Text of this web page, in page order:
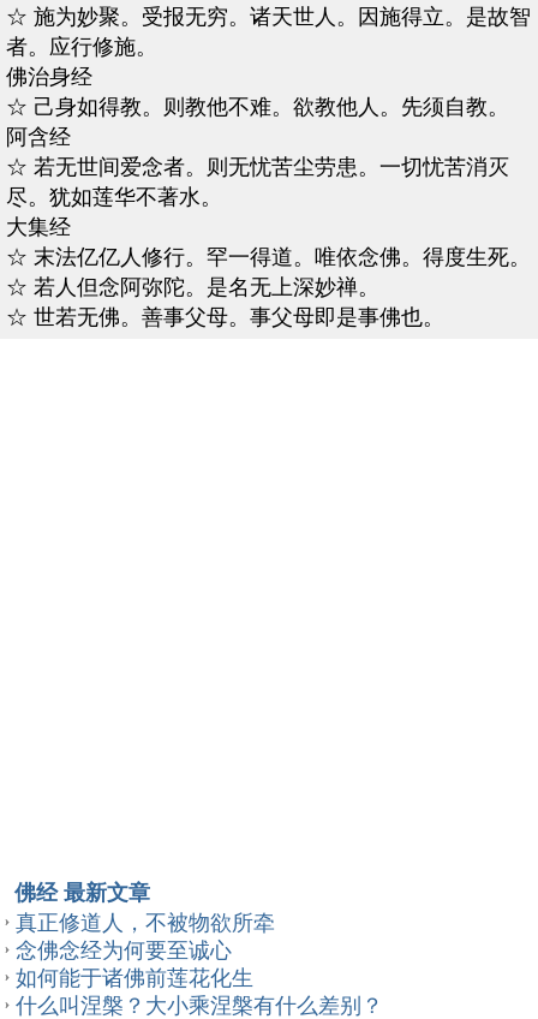
☆ 施为妙聚。受报无穷。诸天世人。因施得立。是故智
者。应行修施。
佛治身经
☆ 己身如得教。则教他不难。欲教他人。先须自教。
阿含经
☆ 若无世间爱念者。则无忧苦尘劳患。一切忧苦消灭
尽。犹如莲华不著水。
大集经
☆ 末法亿亿人修行。罕一得道。唯依念佛。得度生死。
☆ 若人但念阿弥陀。是名无上深妙禅。
☆ 世若无佛。善事父母。事父母即是事佛也。
佛经 最新文章
真正修道人，不被物欲所牵
念佛念经为何要至诚心
如何能于诸佛前莲花化生
什么叫涅槃？大小乘涅槃有什么差别？